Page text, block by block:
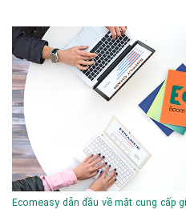
Ecomeasy dẫn đầu về mặt cung cấp